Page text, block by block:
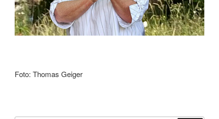
Foto: Thomas Geiger